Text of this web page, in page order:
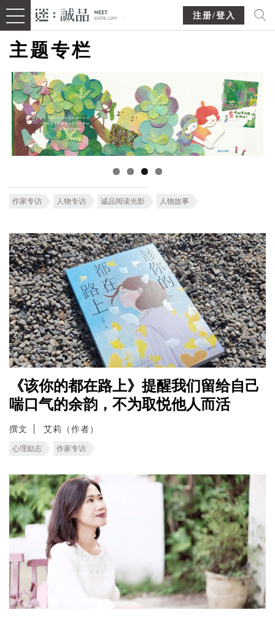
注册/登入
主题专栏
作家专访 人物专访 诚品阅读光影 人物故事
《该你的都在路上》提醒我们留给自己
喘口气的余韵，不为取悦他人而活
撰文 艾莉（作者）
心理励志 作家专访